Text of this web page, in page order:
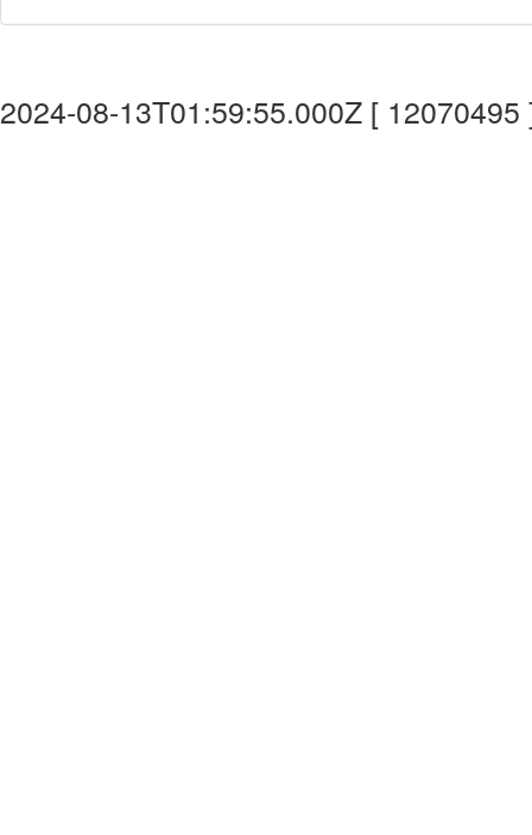
2024-08-13T01:59:55.000Z [ 12070495